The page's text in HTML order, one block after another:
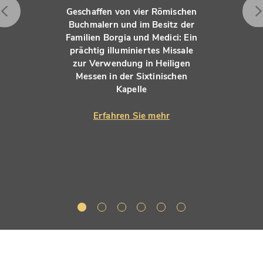
Geschaffen von vier Römischen
Buchmalern und im Besitz der
Familien Borgia und Medici: Ein
prächtig illuminiertes Missale
zur Verwendung in Heiligen
Messen in der Sixtinischen
Kapelle
Erfahren Sie mehr